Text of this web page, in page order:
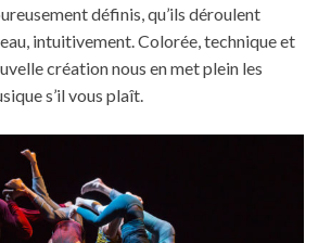
définis, qu’ils déroulent
intuitivement. Colorée, technique et
création nous en met plein les
s’il vous plaît.